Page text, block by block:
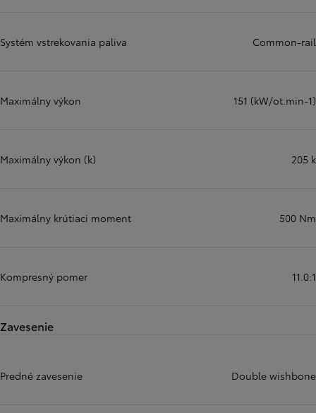
Systém vstrekovania paliva Common-rail
Maximálny výkon 151 (kW/ot.min-1)
Maximálny výkon (k) 205 k
Maximálny krútiaci moment 500 Nm
Kompresný pomer 11.0:1
Zavesenie
Predné zavesenie Double wishbone